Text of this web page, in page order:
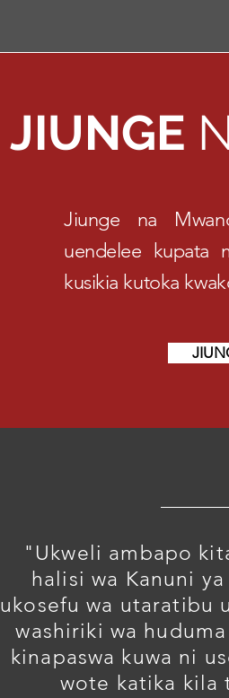
JIUNGE
Jiunge na
uendelee kupata
kusikia kutoka
"Ukweli ambapo
halisi wa Kanuni
ukosefu wa utaratibu
washiriki wa
kinapaswa kuwa ni
wote katika kila